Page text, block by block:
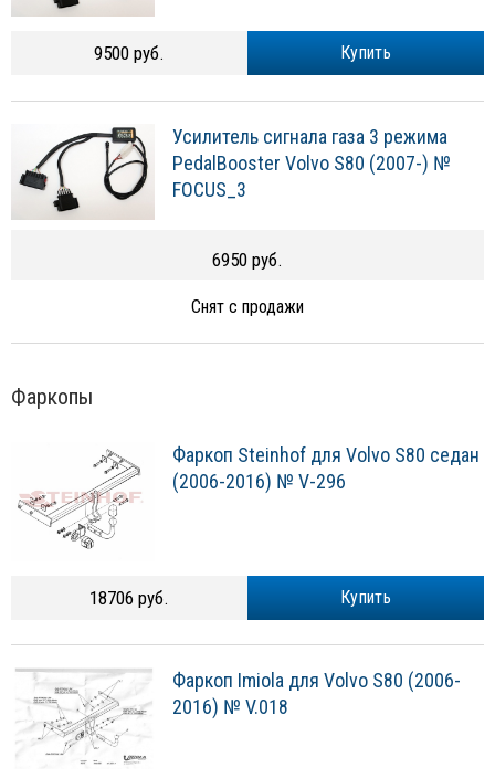
Купить
9500 руб.
Усилитель сигнала газа 3 режима
PedalBooster Volvo S80 (2007-) №
FOCUS_3
6950 руб.
Снят с продажи
Фаркопы
Фаркоп Steinhof для Volvo S80 седан
(2006-2016) № V-296
Купить
18706 руб.
Фаркоп Imiola для Volvo S80 (2006-
2016) № V.018